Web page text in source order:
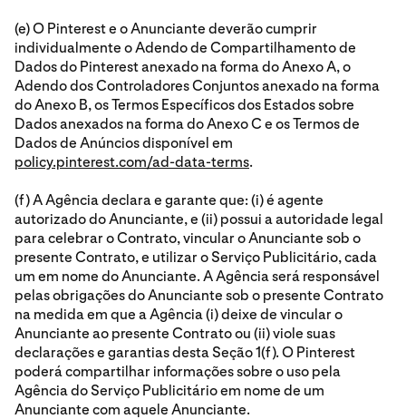
(e) O Pinterest e o Anunciante deverão cumprir
individualmente o Adendo de Compartilhamento de
Dados do Pinterest anexado na forma do Anexo A, o
Adendo dos Controladores Conjuntos anexado na forma
do Anexo B, os Termos Específicos dos Estados sobre
Dados anexados na forma do Anexo C e os Termos de
Dados de Anúncios disponível em
policy.pinterest.com/ad-data-terms.
(f) A Agência declara e garante que: (i) é agente
autorizado do Anunciante, e (ii) possui a autoridade legal
para celebrar o Contrato, vincular o Anunciante sob o
presente Contrato, e utilizar o Serviço Publicitário, cada
um em nome do Anunciante. A Agência será responsável
pelas obrigações do Anunciante sob o presente Contrato
na medida em que a Agência (i) deixe de vincular o
Anunciante ao presente Contrato ou (ii) viole suas
declarações e garantias desta Seção 1(f). O Pinterest
poderá compartilhar informações sobre o uso pela
Agência do Serviço Publicitário em nome de um
Anunciante com aquele Anunciante.